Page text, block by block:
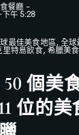
餐廳 -
午 5:28
最佳美食地區, 全球
里特島飲食, 希臘美食
個美
位的美